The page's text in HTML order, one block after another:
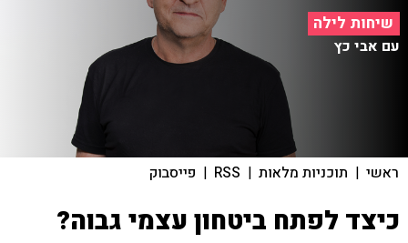
שיחות לילה
עם אבי כץ
ראשי | תוכניות מלאות |
RSS
| פייסבוק
כיצד לפתח ביטחון עצמי גבוה?